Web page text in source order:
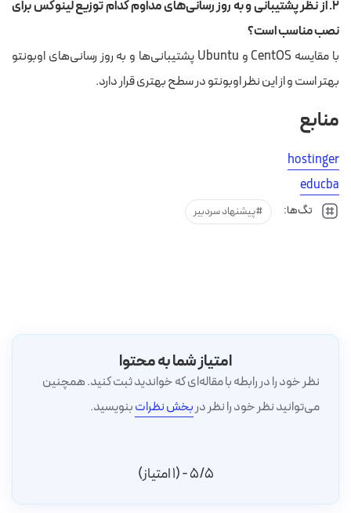
۲. از نظر پشتیبانی و به روز رسانی‌های مداوم کدام توزیع لینوکس برای
نصب مناسب است؟
با مقایسه CentOS و Ubuntu پشتیبانی‌ها و به روز رسانی‌های اوبونتو
بهتر است و از این نظر اوبونتو در سطح بهتری قرار دارد.
منابع
hostinger
educba
تگ‌ها: پیشنهاد سردبیر
امتیاز شما به محتوا
نظر خود را در رابطه با مقاله‌ای که خواندید ثبت کنید. همچنین
می‌توانید نظر خود را نظر در بخش نظراتبنویسید.
5/5 - (1 امتیاز)